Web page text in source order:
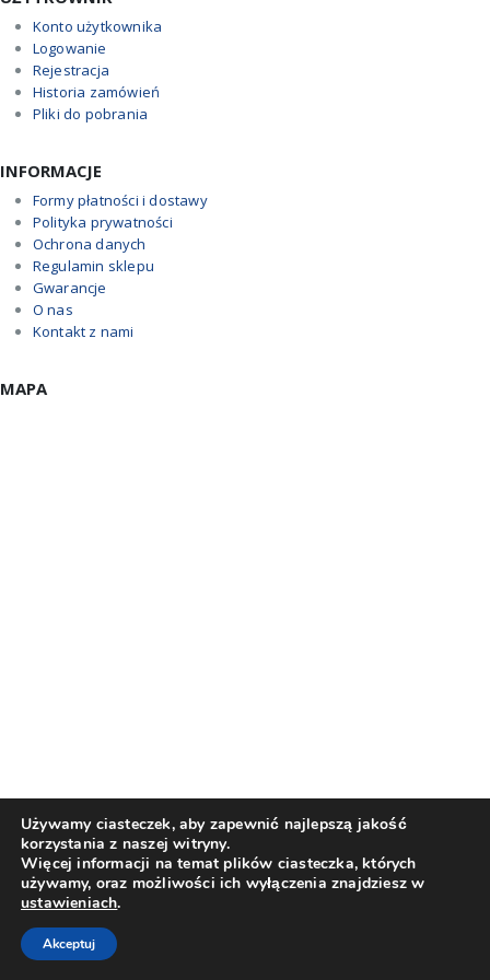
Konto użytkownika
Logowanie
Rejestracja
Historia zamówień
Pliki do pobrania
INFORMACJE
Formy płatności i dostawy
Polityka prywatności
Ochrona danych
Regulamin sklepu
Gwarancje
O nas
Kontakt z nami
MAPA
Używamy ciasteczek, aby zapewnić najlepszą jakość
korzystania z naszej witryny.
Więcej informacji na temat plików ciasteczka, których
używamy, oraz możliwości ich wyłączenia znajdziesz w
ustawieniach.
Akceptuj